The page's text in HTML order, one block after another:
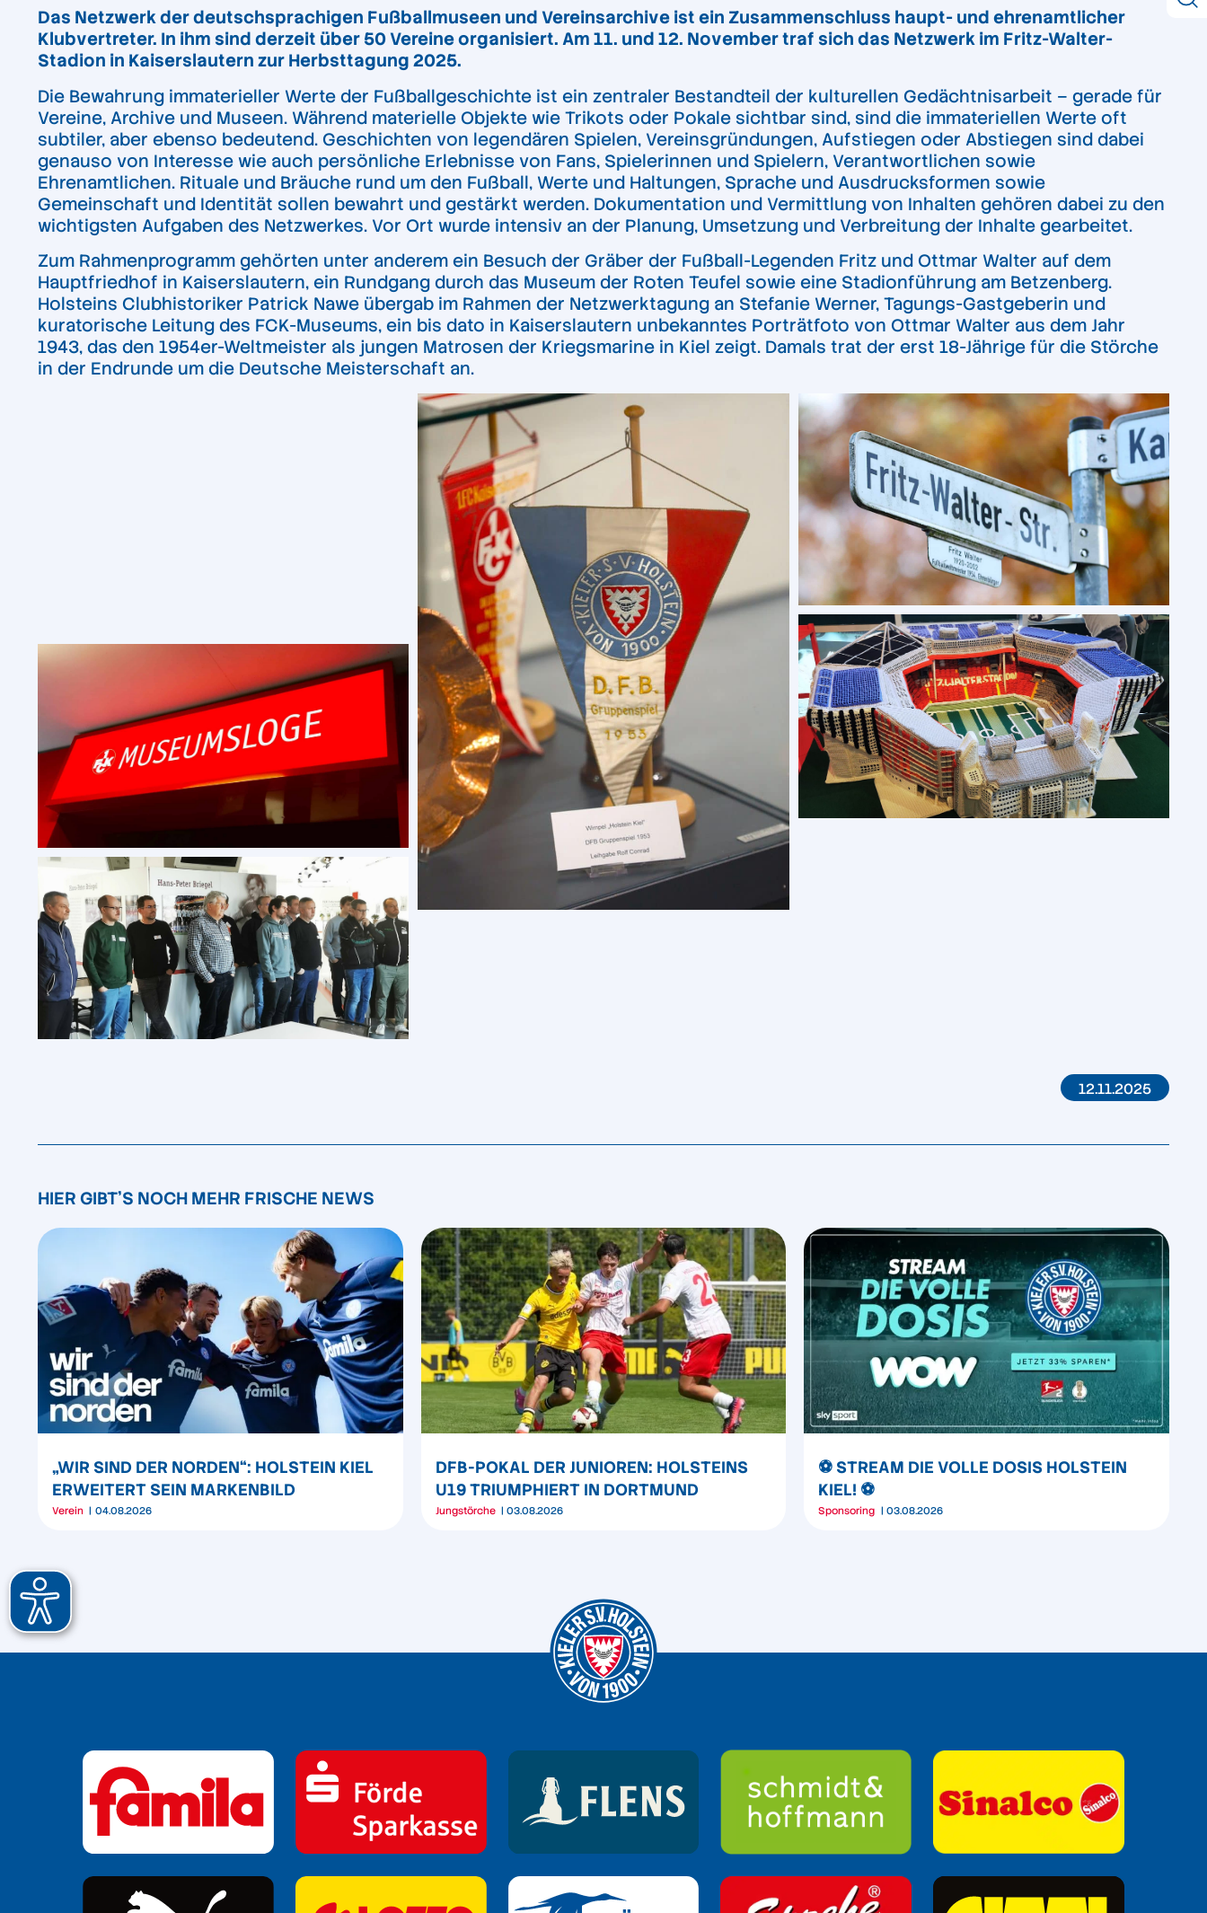
Das Netzwerk der deutschsprachigen Fußballmuseen und Vereinsarchive ist ein Zusammenschluss haupt- und ehrenamtlicher
Klubvertreter. In ihm sind derzeit über 50 Vereine organisiert. Am 11. und 12. November traf sich das Netzwerk im Fritz-Walter-
Stadion in Kaiserslautern zur Herbsttagung 2025.
Die Bewahrung immaterieller Werte der Fußballgeschichte ist ein zentraler Bestandteil der kulturellen Gedächtnisarbeit – gerade für
Vereine, Archive und Museen. Während materielle Objekte wie Trikots oder Pokale sichtbar sind, sind die immateriellen Werte oft
subtiler, aber ebenso bedeutend. Geschichten von legendären Spielen, Vereinsgründungen, Aufstiegen oder Abstiegen sind dabei
genauso von Interesse wie auch persönliche Erlebnisse von Fans, Spielerinnen und Spielern, Verantwortlichen sowie
Ehrenamtlichen. Rituale und Bräuche rund um den Fußball, Werte und Haltungen, Sprache und Ausdrucksformen sowie
Gemeinschaft und Identität sollen bewahrt und gestärkt werden. Dokumentation und Vermittlung von Inhalten gehören dabei zu den
wichtigsten Aufgaben des Netzwerkes. Vor Ort wurde intensiv an der Planung, Umsetzung und Verbreitung der Inhalte gearbeitet.
Zum Rahmenprogramm gehörten unter anderem ein Besuch der Gräber der Fußball-Legenden Fritz und Ottmar Walter auf dem
Hauptfriedhof in Kaiserslautern, ein Rundgang durch das Museum der Roten Teufel sowie eine Stadionführung am Betzenberg.
Holsteins Clubhistoriker Patrick Nawe übergab im Rahmen der Netzwerktagung an Stefanie Werner, Tagungs-Gastgeberin und
kuratorische Leitung des FCK-Museums, ein bis dato in Kaiserslautern unbekanntes Porträtfoto von Ottmar Walter aus dem Jahr
1943, das den 1954er-Weltmeister als jungen Matrosen der Kriegsmarine in Kiel zeigt. Damals trat der erst 18-Jährige für die Störche
in der Endrunde um die Deutsche Meisterschaft an.
12.11.2025
HIER GIBT'S NOCH MEHR FRISCHE NEWS
„WIR SIND DER NORDEN“: HOLSTEIN KIEL
ERWEITERT SEIN MARKENBILD
Verein 04.08.2026
DFB-POKAL DER JUNIOREN: HOLSTEINS
U19 TRIUMPHIERT IN DORTMUND
Jungstörche 03.08.2026
⚽️ STREAM DIE VOLLE DOSIS HOLSTEIN
KIEL! ⚽️
Sponsoring 03.08.2026